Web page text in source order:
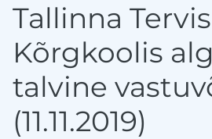
Tallinna
Kõrgkoolis
talvine
(11.11.2019)